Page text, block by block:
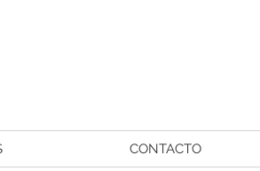
CONTACTO